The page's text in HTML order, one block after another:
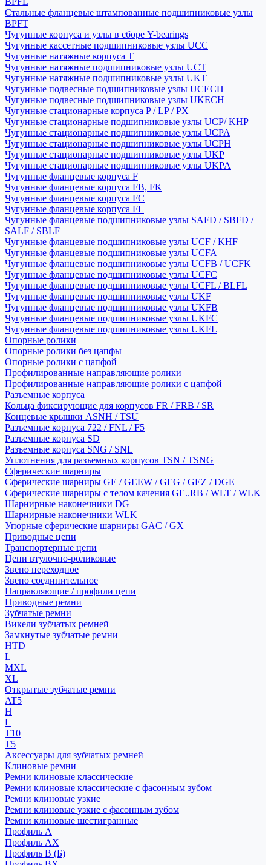
Стальные фланцевые штампованные подшипниковые узлы
BPFT
Чугунные корпуса и узлы в сборе Y-bearings
Чугунные кассетные подшипниковые узлы UCC
Чугунные натяжные корпуса T
Чугунные натяжные подшипниковые узлы UCT
Чугунные натяжные подшипниковые узлы UKT
Чугунные подвесные подшипниковые узлы UCECH
Чугунные подвесные подшипниковые узлы UKECH
Чугунные стационарные корпуса P / LP / PX
Чугунные стационарные подшипниковые узлы UCP/ KHP
Чугунные стационарные подшипниковые узлы UCPA
Чугунные стационарные подшипниковые узлы UCPH
Чугунные стационарные подшипниковые узлы UKP
Чугунные стационарные подшипниковые узлы UKPA
Чугунные фланцевые корпуса F
Чугунные фланцевые корпуса FB, FK
Чугунные фланцевые корпуса FC
Чугунные фланцевые корпуса FL
Чугунные фланцевые подшипниковые узлы SAFD / SBFD /
SALF / SBLF
Чугунные фланцевые подшипниковые узлы UCF / KHF
Чугунные фланцевые подшипниковые узлы UCFA
Чугунные фланцевые подшипниковые узлы UCFB / UCFK
Чугунные фланцевые подшипниковые узлы UCFC
Чугунные фланцевые подшипниковые узлы UCFL / BLFL
Чугунные фланцевые подшипниковые узлы UKF
Чугунные фланцевые подшипниковые узлы UKFB
Чугунные фланцевые подшипниковые узлы UKFC
Чугунные фланцевые подшипниковые узлы UKFL
Опорные ролики
Опорные ролики без цапфы
Опорные ролики с цапфой
Профилированные направляющие ролики
Профилированные направляющие ролики с цапфой
Разъемные корпуса
Кольца фиксирующие для корпусов FR / FRB / SR
Концевые крышки ASNH / TSU
Разъемные корпуса 722 / FNL / F5
Разъемные корпуса SD
Разъемные корпуса SNG / SNL
Уплотнения для разъемных корпусов TSN / TSNG
Сферические шарниры
Сферические шарниры GE / GEEW / GEG / GEZ / DGE
Сферические шарниры с телом качения GE..RB / WLT / WLK
Шарнирные наконечники DG
Шарнирные наконечники WLK
Упорные сферические шарниры GAC / GX
Приводные цепи
Транспортерные цепи
Цепи втулочно-роликовые
Звено переходное
Звено соединительное
Направляющие / профили цепи
Приводные ремни
Зубчатые ремни
Викели зубчатых ремней
Замкнутые зубчатые ремни
HTD
L
MXL
XL
Открытые зубчатые ремни
AT5
H
L
T10
T5
Аксессуары для зубчатых ремней
Клиновые ремни
Ремни клиновые классические
Ремни клиновые классические с фасонным зубом
Ремни клиновые узкие
Ремни клиновые узкие с фасонным зубом
Ремни клиновые шестигранные
Профиль A
Профиль AX
Профиль B (Б)